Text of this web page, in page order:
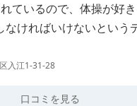
ているので、体操が好
なければいけないという
入江1-31-28
口コミを見る